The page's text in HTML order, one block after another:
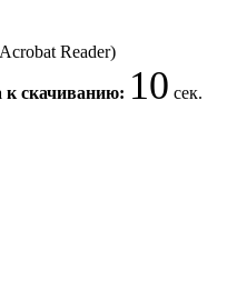
Reader)
к скачиванию: 10 сек.